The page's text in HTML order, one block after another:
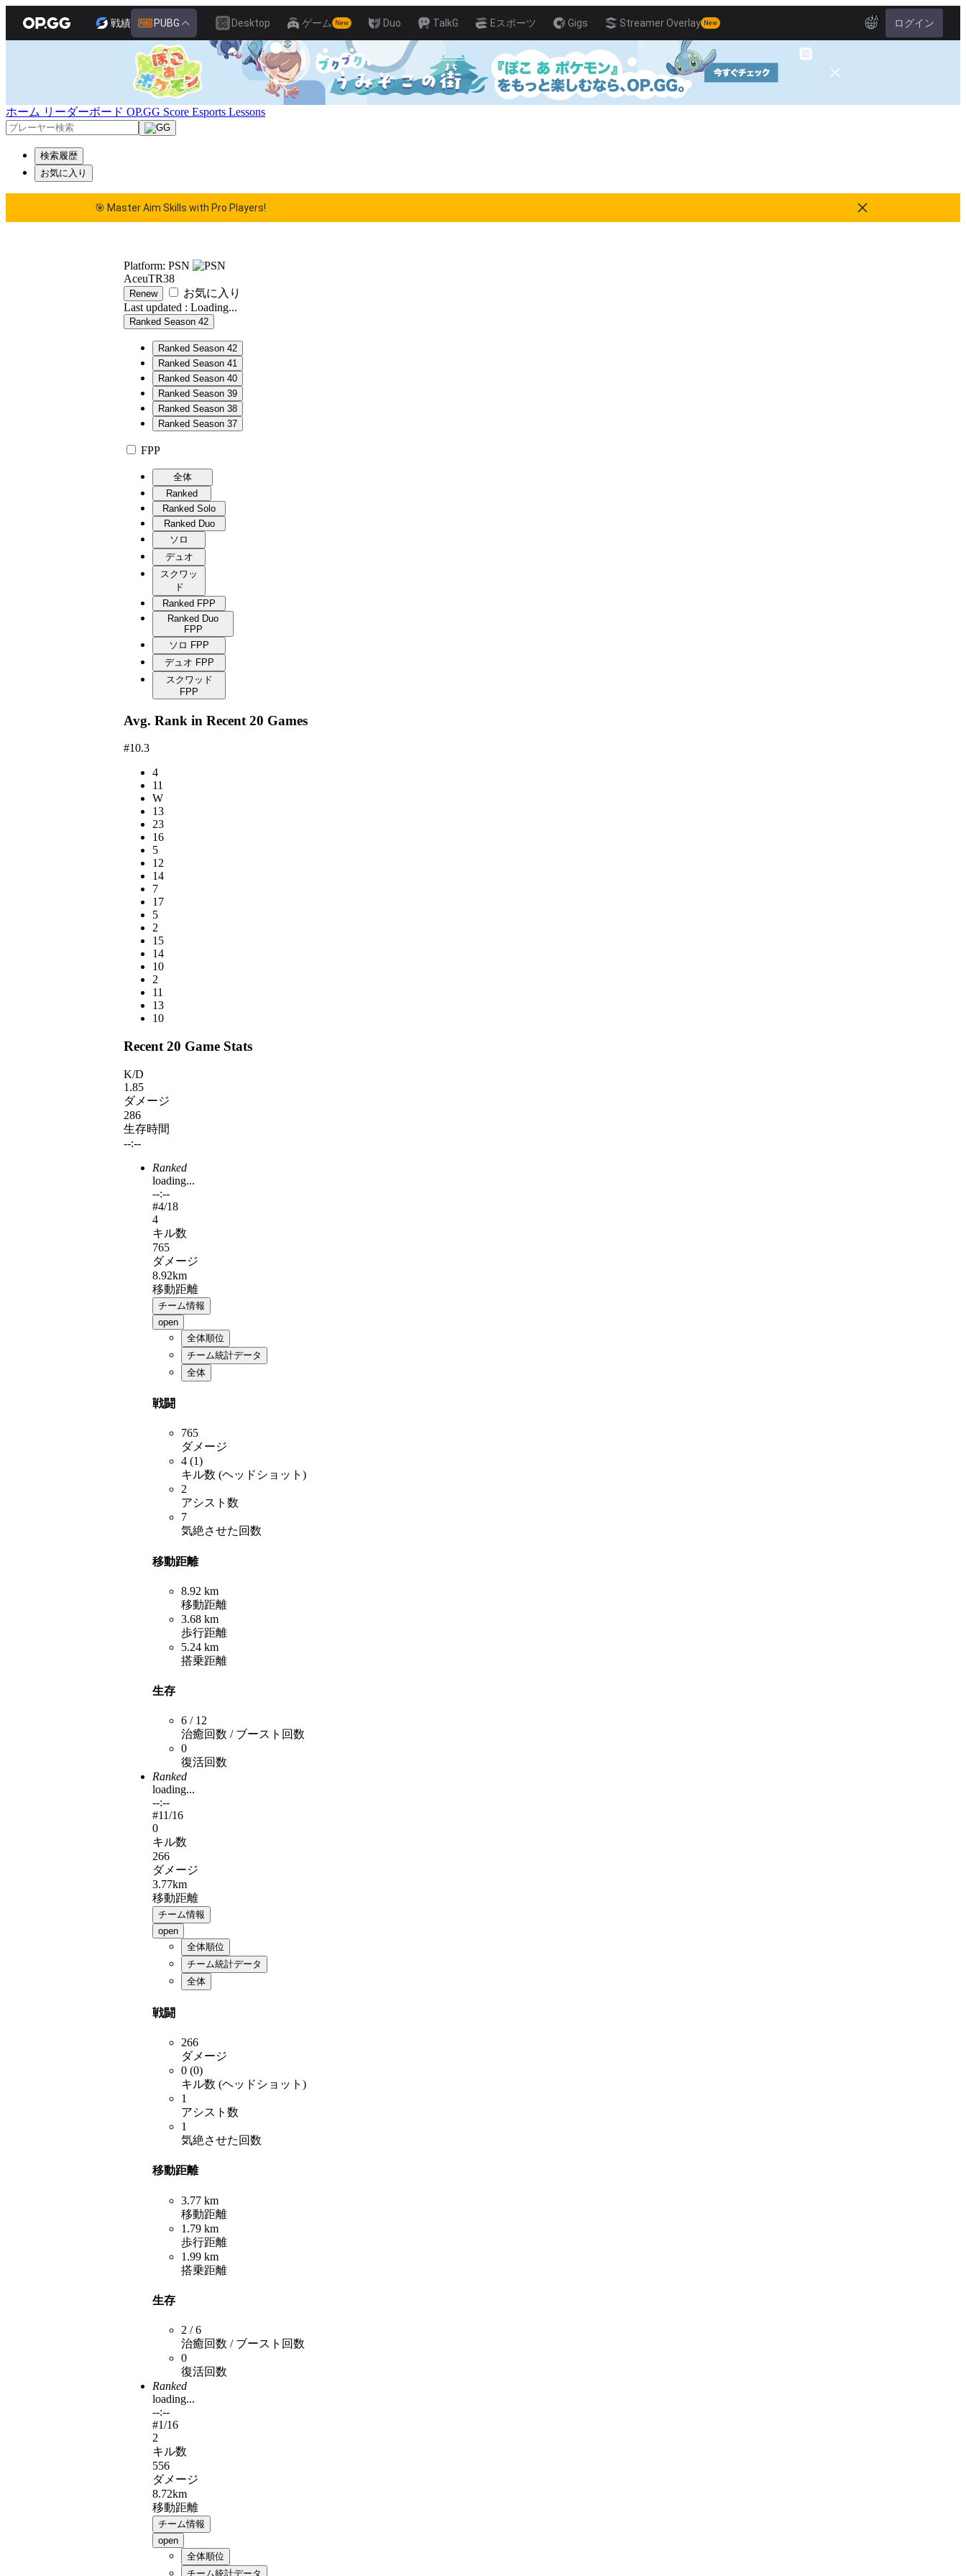
戦績 PUBG Desktop ゲーム New Duo TalkG Eスポーツ Gigs Streamer Overlay New
JA ログイン
ホーム リーダーボード OP.GG Score Esports Lessons
検索履歴
お気に入り
🎯 Master Aim Skills with Pro Players!
Platform: PSN
AceuTR38
Renew
お気に入り
Last updated : Loading...
Ranked Season 42
Ranked Season 42
Ranked Season 41
Ranked Season 40
Ranked Season 39
Ranked Season 38
Ranked Season 37
FPP
全体
Ranked
Ranked Solo
Ranked Duo
ソロ
デュオ
スクワッ
ド
Ranked FPP
Ranked Duo
FPP
ソロ FPP
デュオ FPP
スクワッド
FPP
Avg. Rank in Recent 20 Games
#10.3
4
11
W
13
23
16
5
12
14
7
17
5
2
15
14
10
2
11
13
10
Recent 20 Game Stats
K/D
1.85
ダメージ
286
生存時間
--:--
Ranked
loading...
--:--
#4/18
4
キル数
765
ダメージ
8.92km
移動距離
チーム情報
open
全体順位
チーム統計データ
全体
戦闘
765
ダメージ
4 (1)
キル数 (ヘッドショット)
2
アシスト数
7
気絶させた回数
移動距離
8.92 km
移動距離
3.68 km
歩行距離
5.24 km
搭乗距離
生存
6 / 12
治癒回数 / ブースト回数
0
復活回数
Ranked
loading...
--:--
#11/16
0
キル数
266
ダメージ
3.77km
移動距離
チーム情報
open
全体順位
チーム統計データ
全体
戦闘
266
ダメージ
0 (0)
キル数 (ヘッドショット)
1
アシスト数
1
気絶させた回数
移動距離
3.77 km
移動距離
1.79 km
歩行距離
1.99 km
搭乗距離
生存
2 / 6
治癒回数 / ブースト回数
0
復活回数
Ranked
loading...
--:--
#1/16
2
キル数
556
ダメージ
8.72km
移動距離
チーム情報
open
全体順位
チーム統計データ